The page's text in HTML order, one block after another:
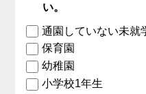
い。
通園していない未就
保育園
幼稚園
小学校1年生